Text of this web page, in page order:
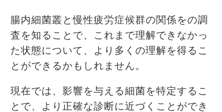
腸内細菌叢と慢性疲労症候群の関係をの調
査を知ることで、これまで理解できなかっ
た状態について、より多くの理解を得るこ
とができるかもしれません。
現在では、影響を与える細菌を特定するこ
とで、より正確な診断に近づくことができ